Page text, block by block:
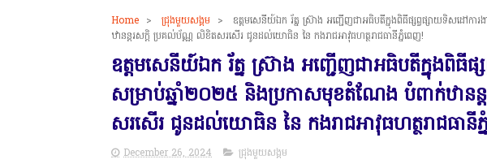
Home > ជ្រុងមួយសង្គម >
ឧត្តមសេនីយ៍ឯក រ័ត្ន ស្រ៊ាង អញ្ជើញជាអធិបតីក្នុងពិធីផ្សព្វផ្សាយទិសដៅក
ឋានន្តរសក្តិ ប្រគល់ប័ណ្ណ លិខិតសរសើរ ជូនដល់យោធិន នៃ កងរាជអាវុធហត្ថរាជធានីភ្នំពេញ!
ឧត្តមសេនីយ៍ឯក រ័ត្ន ស្រ៊ាង អញ្ជើញជាអធិបតីក្នុងពិធីផ្
សម្រាប់ឆ្នាំ២០២៥ និងប្រកាសមុខតំណែង បំពាក់ឋាន
សរសើរ ជូនដល់យោធិន នៃ កងរាជអាវុធហត្ថរាជធានី
December 26, 2024 ជ្រុងមួយសង្គម